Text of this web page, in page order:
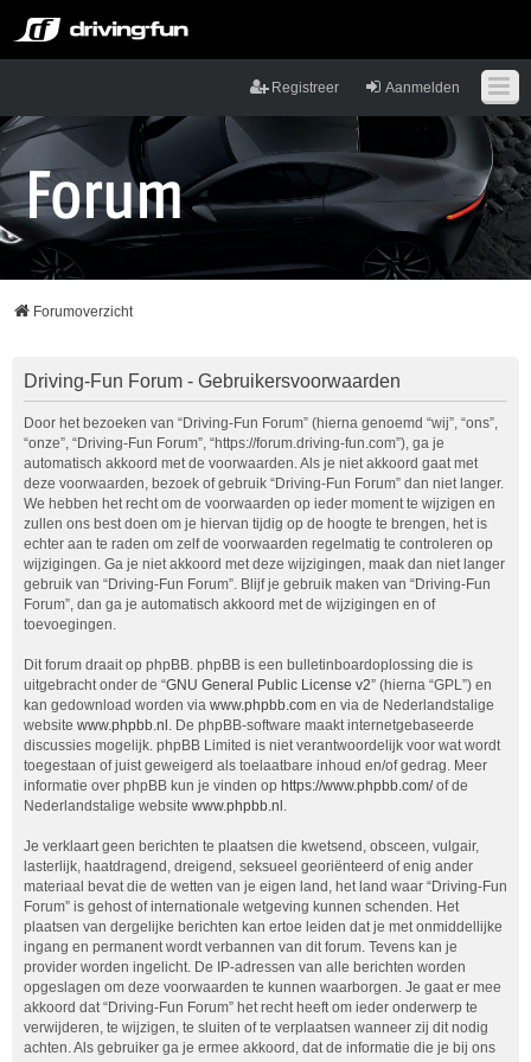
Aanmelden
Registreer
Forumoverzicht
Driving-Fun Forum - Gebruikersvoorwaarden
Door het bezoeken van “Driving-Fun Forum” (hierna genoemd “wij”, “ons”,
“onze”, “Driving-Fun Forum”, “https://forum.driving-fun.com”), ga je
automatisch akkoord met de voorwaarden. Als je niet akkoord gaat met
deze voorwaarden, bezoek of gebruik “Driving-Fun Forum” dan niet langer.
We hebben het recht om de voorwaarden op ieder moment te wijzigen en
zullen ons best doen om je hiervan tijdig op de hoogte te brengen, het is
echter aan te raden om zelf de voorwaarden regelmatig te controleren op
wijzigingen. Ga je niet akkoord met deze wijzigingen, maak dan niet langer
gebruik van “Driving-Fun Forum”. Blijf je gebruik maken van “Driving-Fun
Forum”, dan ga je automatisch akkoord met de wijzigingen en of
toevoegingen.
Dit forum draait op phpBB. phpBB is een bulletinboardoplossing die is
uitgebracht onder de “GNU General Public License v2” (hierna “GPL”) en
kan gedownload worden via www.phpbb.com en via de Nederlandstalige
website www.phpbb.nl . De phpBB-software maakt internetgebaseerde
discussies mogelijk. phpBB Limited is niet verantwoordelijk voor wat wordt
toegestaan of juist geweigerd als toelaatbare inhoud en/of gedrag. Meer
informatie over phpBB kun je vinden op https://www.phpbb.com/of de
Nederlandstalige website www.phpbb.nl .
Je verklaart geen berichten te plaatsen die kwetsend, obsceen, vulgair,
lasterlijk, haatdragend, dreigend, seksueel georiënteerd of enig ander
materiaal bevat die de wetten van je eigen land, het land waar “Driving-Fun
Forum” is gehost of internationale wetgeving kunnen schenden. Het
plaatsen van dergelijke berichten kan ertoe leiden dat je met onmiddellijke
ingang en permanent wordt verbannen van dit forum. Tevens kan je
provider worden ingelicht. De IP-adressen van alle berichten worden
opgeslagen om deze voorwaarden te kunnen waarborgen. Je gaat er mee
akkoord dat “Driving-Fun Forum” het recht heeft om ieder onderwerp te
verwijderen, te wijzigen, te sluiten of te verplaatsen wanneer zij dit nodig
achten. Als gebruiker ga je ermee akkoord, dat de informatie die je bij ons